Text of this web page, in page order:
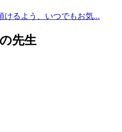
けるよう、いつでもお気...
先生